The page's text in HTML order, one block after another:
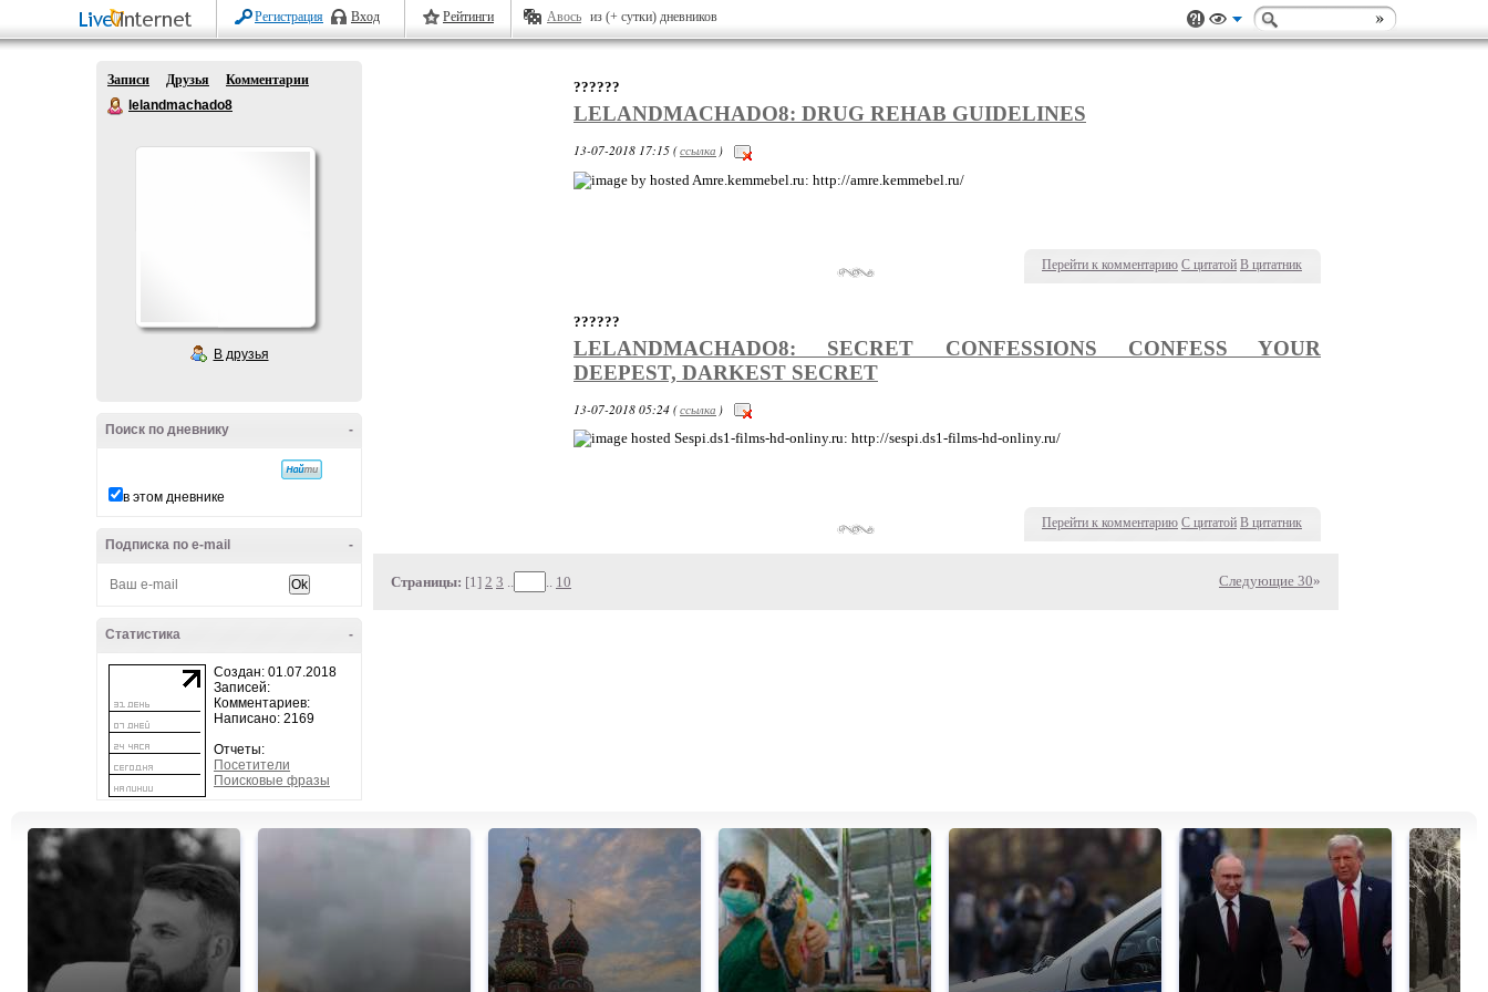
Регистрация Вход Рейтинги Авось из (+ сутки) дневников
Записи Друзья
Комментарии
lelandmachado8
В друзья
-
Поиск по дневнику
в этом дневнике
-
Подписка по e-mail
-
Статистика
Создан: 01.07.2018
Записей:
Комментариев:
Написано: 2169
Отчеты:
Посетители
Поисковые фразы
??????
LELANDMACHADO8: DRUG REHAB GUIDELINES
13-07-2018 17:15 (ссылка )
: http://amre.kemmebel.ru/
Перейти к комментарию С цитатой В цитатник
??????
LELANDMACHADO8: SECRET CONFESSIONS CONFESS YOUR
DEEPEST, DARKEST SECRET
13-07-2018 05:24 (ссылка )
: http://sespi.ds1-films-hd-onliny.ru/
Перейти к комментарию С цитатой В цитатник
Страницы: [1] 2 3 .. .. 10 Следующие 30»